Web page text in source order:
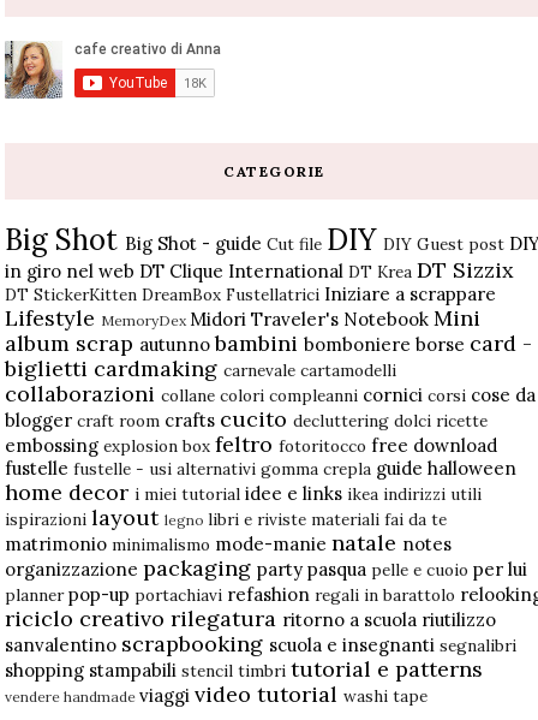
CATEGORIE
Big Shot Big Shot - guide Cut file DIY DIY Guest post
in giro nel web DT Clique International DT Krea DT Sizzix
DT StickerKitten DreamBox Fustellatrici Iniziare a scrappare
Lifestyle MemoryDex Midori Traveler's Notebook Mini
album scrap autunno bambini bomboniere borse card -
biglietti cardmaking carnevale cartamodelli
collaborazioni collane colori compleanni cornici corsi cose da
blogger craft room crafts cucito decluttering dolci ricette
embossing explosion box feltro fotoritocco free download
fustelle fustelle - usi alternativi gomma crepla guide halloween
home decor i miei tutorial idee e links ikea indirizzi utili
ispirazioni layout legno libri e riviste materiali fai da te
matrimonio minimalismo mode-manie natale notes
organizzazione packaging party pasqua pelle e cuoio per lui
planner pop-up portachiavi refashion regali in barattolo
riciclo creativo rilegatura ritorno a scuola riutilizzo
sanvalentino scrapbooking scuola e insegnanti segnalibri
shopping stampabili stencil timbri tutorial e patterns
vendere handmade viaggi video tutorial washi tape